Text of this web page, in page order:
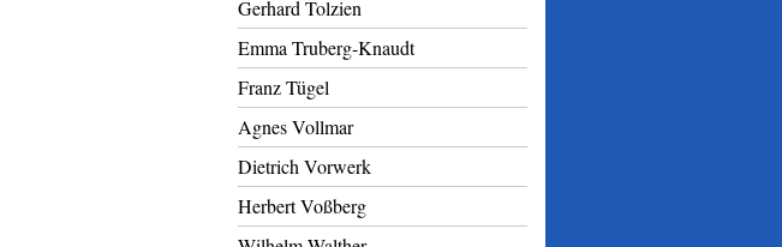
Gerhard Tolzien
Emma Truberg-Knaudt
Franz Tügel
Agnes Vollmar
Dietrich Vorwerk
Herbert Voßberg